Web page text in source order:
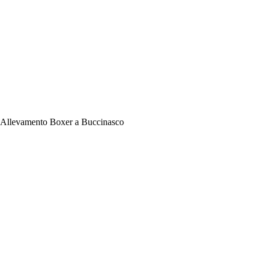
Boxer a Buccinasco